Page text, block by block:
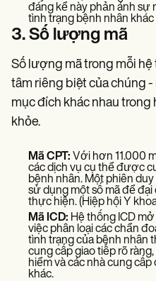
đáng kể này phản ánh sự
tình trạng bệnh nhân khác
3. Số lượng mã
Số lượng mã trong mỗi
tâm riêng biệt của chúng -
mục đích khác nhau trong
khỏe.
Mã CPT: Với hơn 11.000
các dịch vụ cụ thể được
bệnh nhân. Một phiên
sử dụng một số mã để
thực hiện. (Hiệp hội Y
Mã ICD: Hệ thống ICD
việc phân loại các chẩn
tình trạng của bệnh nhân
cung cấp giao tiếp rõ
hiểm và các nhà cung
khác.